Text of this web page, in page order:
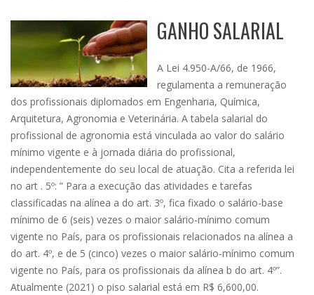
GANHO SALARIAL
A Lei 4.950-A/66, de 1966,
regulamenta a remuneração
dos profissionais diplomados em Engenharia, Química,
Arquitetura, Agronomia e Veterinária. A tabela salarial do
profissional de agronomia está vinculada ao valor do salário
mínimo vigente e à jornada diária do profissional,
independentemente do seu local de atuação. Cita a referida lei
no art . 5º: ” Para a execução das atividades e tarefas
classificadas na alínea a do art. 3º, fica fixado o salário-base
mínimo de 6 (seis) vezes o maior salário-mínimo comum
vigente no País, para os profissionais relacionados na alínea a
do art. 4º, e de 5 (cinco) vezes o maior salário-mínimo comum
vigente no País, para os profissionais da alínea b do art. 4º”.
Atualmente (2021) o piso salarial está em R$ 6,600,00.